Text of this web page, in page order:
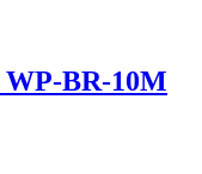
WP-BR-10M